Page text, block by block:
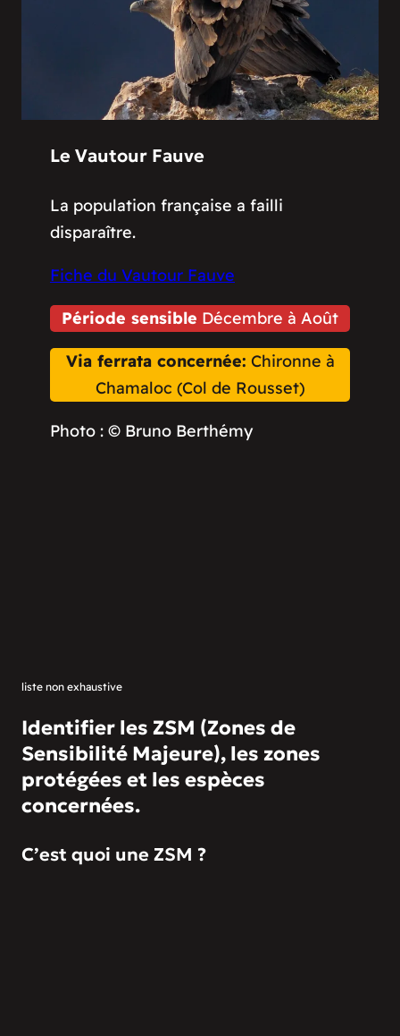
Le Vautour Fauve
La population française a failli
disparaître.
Fiche du Vautour Fauve
Période sensible Décembre à Août
Via ferrata concernée: Chironne à
Chamaloc (Col de Rousset)
Photo : © Bruno Berthémy
liste non exhaustive
Identifier les ZSM (Zones de
Sensibilité Majeure), les zones
protégées et les espèces
concernées.
C’est quoi une ZSM ?